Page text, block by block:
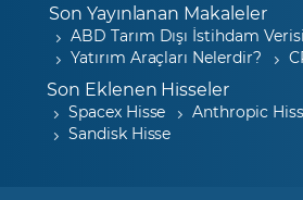
Son Yayınlanan Makaleler
ABD Tarım Dışı İstihdam
Yatırım Araçları Nelerdir?
Son Eklenen Hisseler
Spacex Hisse
Anthropic
Sandisk Hisse